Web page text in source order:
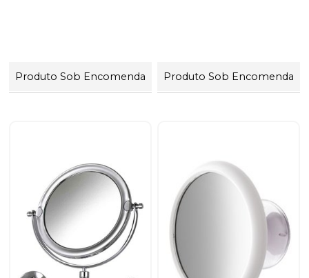
Produto Sob Encomenda Produto Sob Encomenda